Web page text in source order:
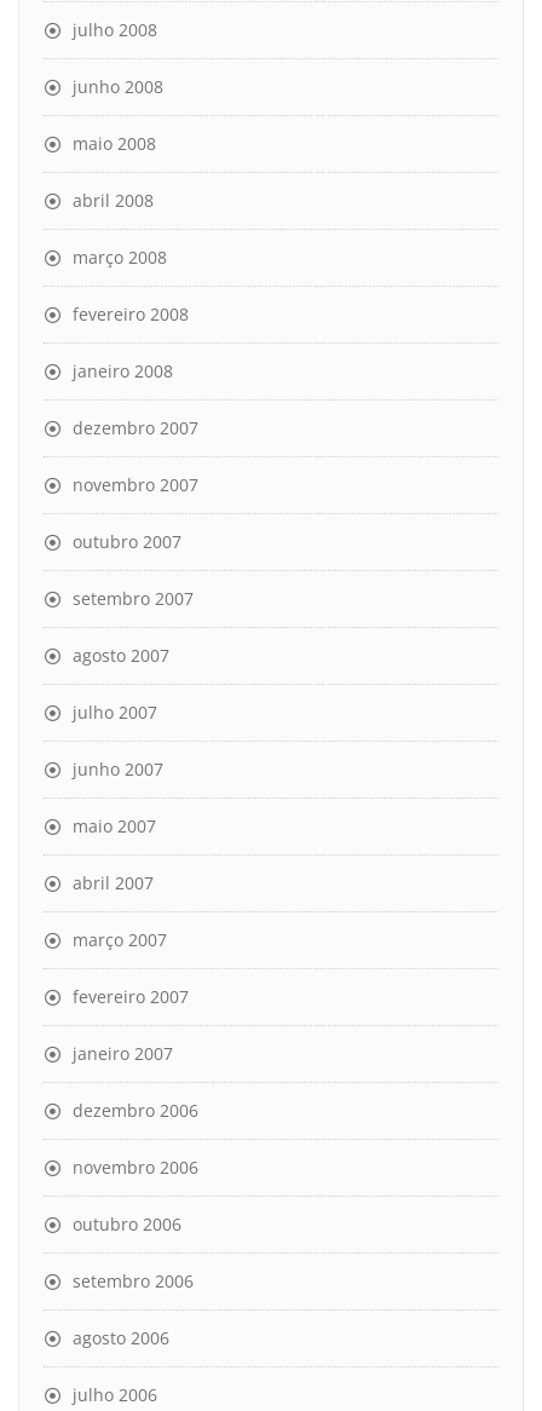
julho 2008
junho 2008
maio 2008
abril 2008
março 2008
fevereiro 2008
janeiro 2008
dezembro 2007
novembro 2007
outubro 2007
setembro 2007
agosto 2007
julho 2007
junho 2007
maio 2007
abril 2007
março 2007
fevereiro 2007
janeiro 2007
dezembro 2006
novembro 2006
outubro 2006
setembro 2006
agosto 2006
julho 2006